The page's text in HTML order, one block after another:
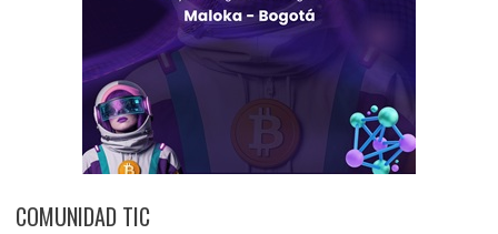
COMUNIDAD TIC